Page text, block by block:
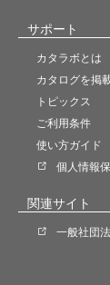
サポート
カタラボとは
カタログを掲
トピックス
ご利用条件
使い方ガイド
個人情報
関連サイト
一般社団